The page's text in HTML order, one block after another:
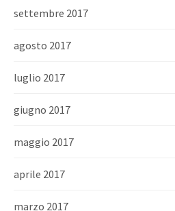
settembre 2017
agosto 2017
luglio 2017
giugno 2017
maggio 2017
aprile 2017
marzo 2017